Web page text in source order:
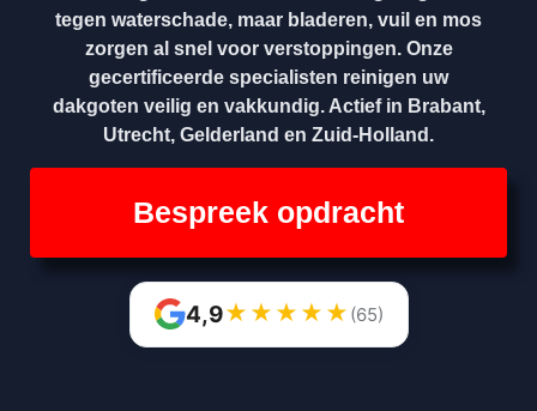
tegen waterschade, maar bladeren, vuil en mos
zorgen al snel voor verstoppingen. Onze
gecertificeerde specialisten reinigen uw
dakgoten veilig en vakkundig. Actief in Brabant,
Utrecht, Gelderland en Zuid-Holland.
Bespreek opdracht
4,9★ ★ ★ ★ ★ (65)